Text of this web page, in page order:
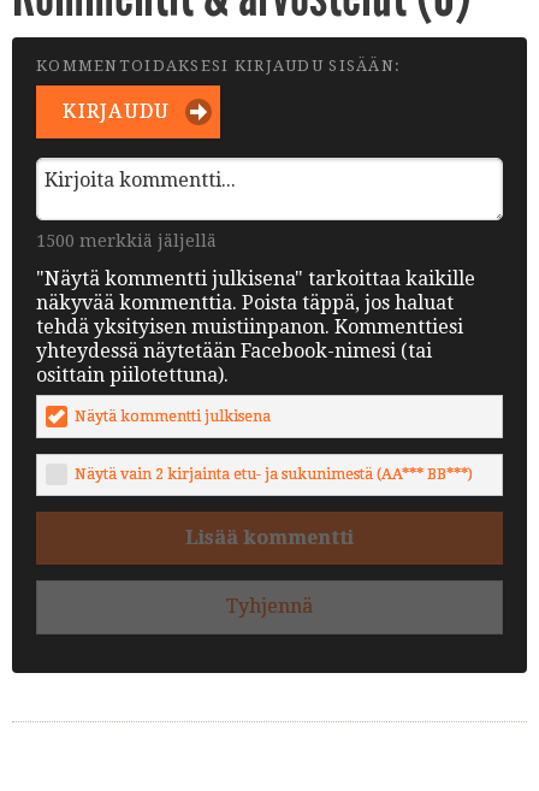
KOMMENTOIDAKSESI KIRJAUDU SISÄÄN:
KIRJAUDU
1500 merkkiä jäljellä
"Näytä kommentti julkisena" tarkoittaa kaikille
näkyvää kommenttia. Poista täppä, jos haluat
tehdä yksityisen muistiinpanon. Kommenttiesi
yhteydessä näytetään Facebook-nimesi (tai
osittain piilotettuna).
Näytä kommentti julkisena
Näytä vain 2 kirjainta etu- ja sukunimestä (AA*** BB***)
Lisää kommentti
Tyhjennä